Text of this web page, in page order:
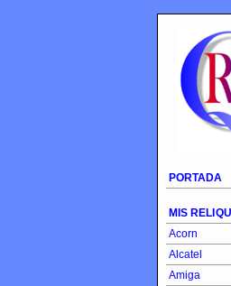
PORTADA
MIS
Acorn
Alcatel
Amiga